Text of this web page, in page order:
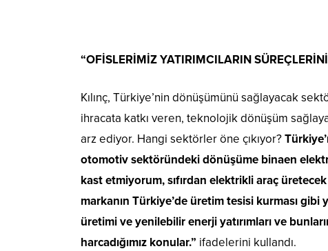
“OFİSLERİMİZ YATIRIMCILARIN
Kılınç, Türkiye’nin dönüşümünü sağlayacak
ihracata katkı veren, teknolojik dönüşüm
arz ediyor. Hangi sektörler öne çıkıyor?
otomotiv sektöründeki dönüşüme binaen
kast etmiyorum, sıfırdan elektrikli araç
markanın Türkiye’de üretim tesisi kurması gibi
üretimi ve yenilebilir enerji yatırımları ve
harcadığımız konular.” ifadelerini kullandı.